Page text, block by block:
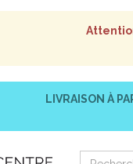
LIVRAISON À